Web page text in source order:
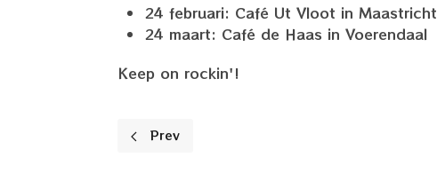
24 februari: Café Ut Vloot in Maastricht
24 maart: Café de Haas in Voerendaal
Keep on rockin'!
Previous article: Nieuwe optredens
Prev